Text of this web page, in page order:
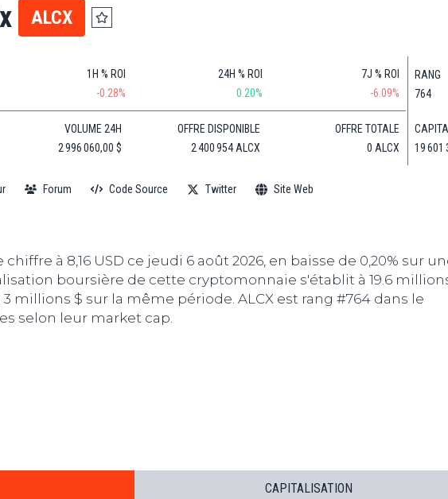
Dogecoin
ALCX
1H % ROI
-0.28%
24H % ROI
0.20%
7J % ROI
-6.09%
VOLUME 24H
2 996 060,00 $
OFFRE DISPONIBLE
2 400 954 ALCX
OFFRE TOTALE
0 ALCX
RANG
764
19 601
Forum Code Source Twitter Site Web
à 8,16 USD ce jeudi 6 août 2026, en baisse de 0,20% sur
boursière de cette cryptomonnaie s'établit à 19.6
millions $ sur la même période. ALCX est rang #764 dans le
selon leur market cap.
CAPITALISATION